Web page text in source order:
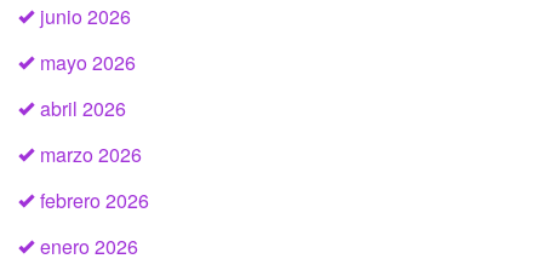
junio 2026
mayo 2026
abril 2026
marzo 2026
febrero 2026
enero 2026